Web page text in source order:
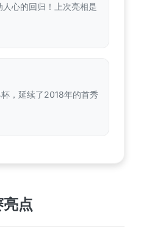
心的回归！上次亮相是
，延续了2018年的首秀
点